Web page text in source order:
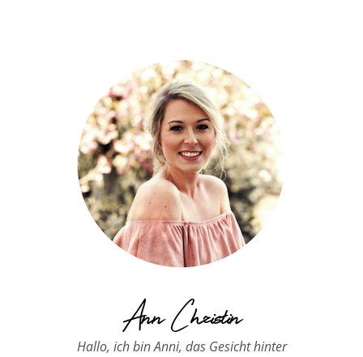
Ann Christin
Hallo, ich bin Anni, das Gesicht hinter